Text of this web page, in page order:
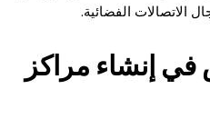
الاتصالات الفضائية.
في إنشاء مراكز